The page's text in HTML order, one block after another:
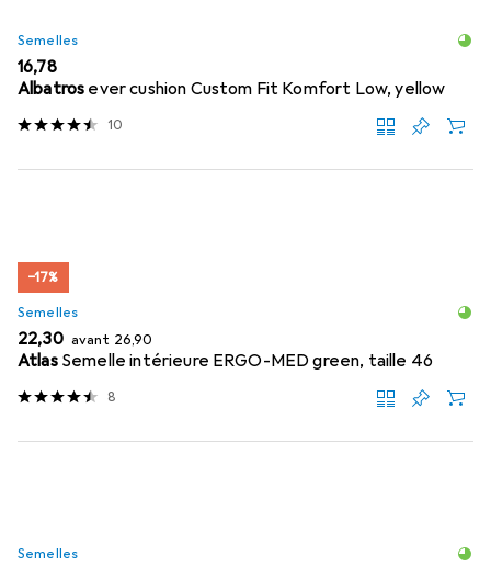
Semelles
EUR
16,78
Albatros ever cushion Custom Fit Komfort Low, yellow
10
−17%
Semelles
EUR
22,30 avant EUR
26,90
Atlas Semelle intérieure ERGO-MED green, taille 46
8
Semelles